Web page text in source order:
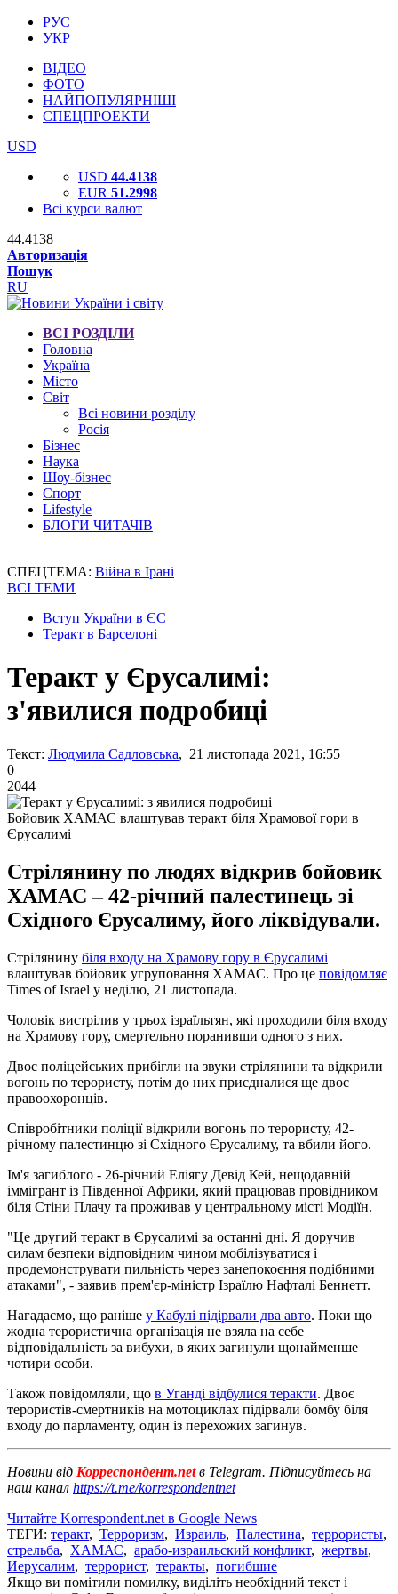
РУС
УКР
ВІДЕО
ФОТО
НАЙПОПУЛЯРНІШІ
СПЕЦПРОЕКТИ
USD
USD 44.4138
EUR 51.2998
Всі курси валют
44.4138
Авторизація
Пошук
RU
ВСІ РОЗДІЛИ
Головна
Україна
Місто
Світ
Всі новини розділу
Росія
Бізнес
Наука
Шоу-бізнес
Спорт
Lifestyle
БЛОГИ ЧИТАЧІВ
СПЕЦТЕМА: Війна в Ірані
ВСІ ТЕМИ
Вступ України в ЄС
Теракт в Барселоні
Теракт у Єрусалимі:
з'явилися подробиці
Текст: Людмила Садловська, 21 листопада 2021, 16:55
0
2044
Бойовик ХАМАС влаштував теракт біля Храмової гори в
Єрусалимі
Стрілянину по людях відкрив бойовик
ХАМАС – 42-річний палестинець зі
Східного Єрусалиму, його ліквідували.
Стрілянину біля входу на Храмову гору в Єрусалимі
влаштував бойовик угруповання ХАМАС. Про це повідомляє
Times of Israel у неділю, 21 листопада.
Чоловік вистрілив у трьох ізраїльтян, які проходили біля входу
на Храмову гору, смертельно поранивши одного з них.
Двоє поліцейських прибігли на звуки стрілянини та відкрили
вогонь по терористу, потім до них приєдналися ще двоє
правоохоронців.
Співробітники поліції відкрили вогонь по терористу, 42-
річному палестинцю зі Східного Єрусалиму, та вбили його.
Ім'я загиблого - 26-річний Еліягу Девід Кей, нещодавній
іммігрант із Південної Африки, який працював провідником
біля Стіни Плачу та проживав у центральному місті Модіїн.
"Це другий теракт в Єрусалимі за останні дні. Я доручив
силам безпеки відповідним чином мобілізуватися і
продемонструвати пильність через занепокоєння подібними
атаками", - заявив прем'єр-міністр Ізраїлю Нафталі Беннетт.
Нагадаємо, що раніше у Кабулі підірвали два авто. Поки що
жодна терористична організація не взяла на себе
відповідальність за вибухи, в яких загинули щонайменше
чотири особи.
Також повідомляли, що в Уганді відбулися теракти. Двоє
терористів-смертників на мотоциклах підірвали бомбу біля
входу до парламенту, один із перехожих загинув.
Новини від Корреспондент.netв Telegram. Підписуйтесь на
наш канал https://t.me/korrespondentnet
Читайте Korrespondent.net в Google News
ТЕГИ: теракт, Терроризм, Израиль, Палестина, террористы,
стрельба, ХАМАС, арабо-израильский конфликт, жертвы,
Иерусалим, террорист, теракты, погибшие
Якщо ви помітили помилку, виділіть необхідний текст і